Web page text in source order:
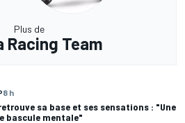
Plus de
Racing Team
8 h
sa base et ses sensations : "Une
bascule mentale"